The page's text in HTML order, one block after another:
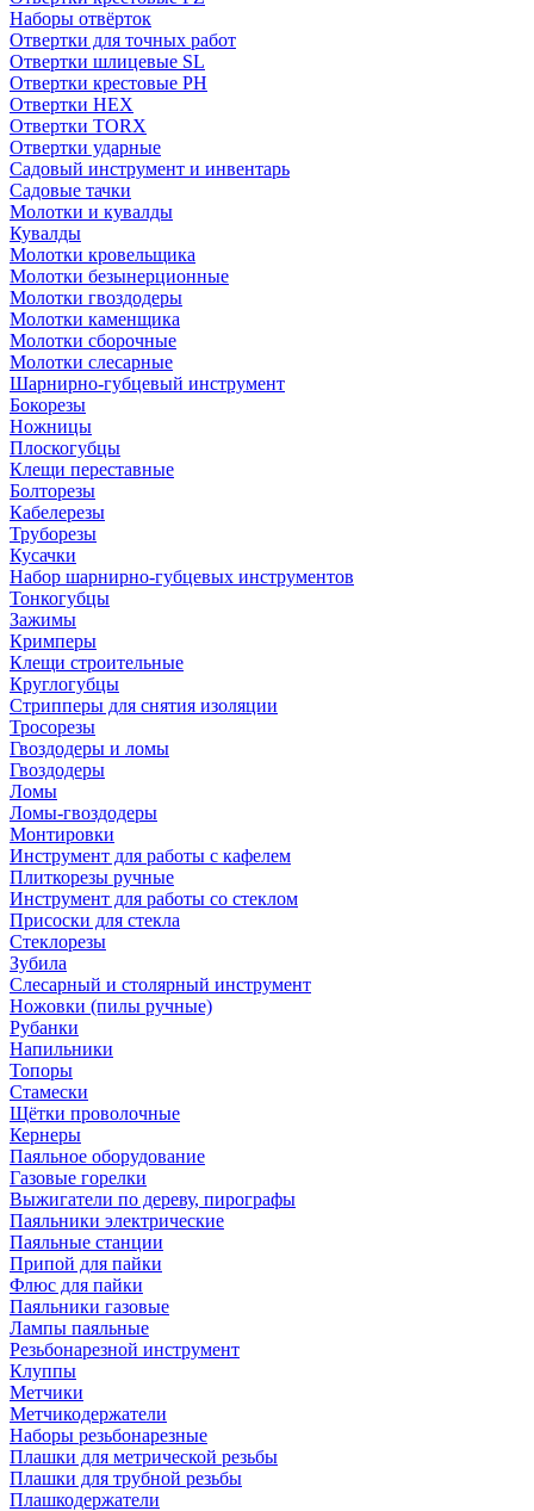
Наборы отвёрток
Отвертки для точных работ
Отвертки шлицевые SL
Отвертки крестовые PH
Отвертки HEX
Отвертки TORX
Отвертки ударные
Садовый инструмент и инвентарь
Садовые тачки
Молотки и кувалды
Кувалды
Молотки кровельщика
Молотки безынерционные
Молотки гвоздодеры
Молотки каменщика
Молотки сборочные
Молотки слесарные
Шарнирно-губцевый инструмент
Бокорезы
Ножницы
Плоскогубцы
Клещи переставные
Болторезы
Кабелерезы
Труборезы
Кусачки
Набор шарнирно-губцевых инструментов
Тонкогубцы
Зажимы
Кримперы
Клещи строительные
Круглогубцы
Стрипперы для снятия изоляции
Тросорезы
Гвоздодеры и ломы
Гвоздодеры
Ломы
Ломы-гвоздодеры
Монтировки
Инструмент для работы с кафелем
Плиткорезы ручные
Инструмент для работы со стеклом
Присоски для стекла
Стеклорезы
Зубила
Слесарный и столярный инструмент
Ножовки (пилы ручные)
Рубанки
Напильники
Топоры
Стамески
Щётки проволочные
Кернеры
Паяльное оборудование
Газовые горелки
Выжигатели по дереву, пирографы
Паяльники электрические
Паяльные станции
Припой для пайки
Флюс для пайки
Паяльники газовые
Лампы паяльные
Резьбонарезной инструмент
Клуппы
Метчики
Метчикодержатели
Наборы резьбонарезные
Плашки для метрической резьбы
Плашки для трубной резьбы
Плашкодержатели